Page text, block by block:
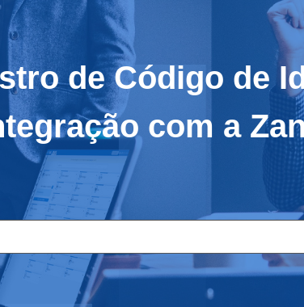
de Código de
com a